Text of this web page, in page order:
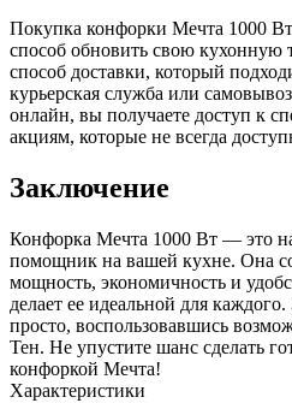
Покупка конфорки Мечта 1000
способ обновить свою кухонную
способ доставки, который
курьерская служба или
онлайн, вы получаете доступ к
акциям, которые не всегда
Заключение
Конфорка Мечта 1000 Вт — это
помощник на вашей кухне. Она
мощность, экономичность и
делает ее идеальной для
просто, воспользовавшись
Тен. Не упустите шанс сделать
конфоркой Мечта!
Характеристики